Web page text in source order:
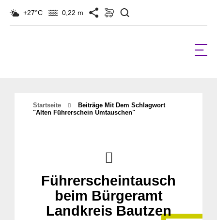
+27°C 0,22 m
Startseite
Beiträge Mit Dem Schlagwort
"alten Führerschein Umtauschen"
Führerscheintausch
beim Bürgeramt
Landkreis Bautzen